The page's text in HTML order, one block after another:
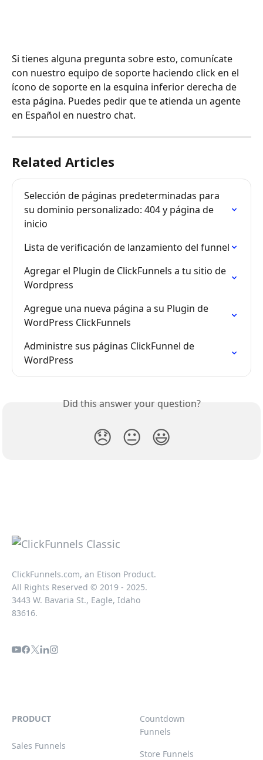
Si tienes alguna pregunta sobre esto, comunícate
con nuestro equipo de soporte haciendo click en el
ícono de soporte en la esquina inferior derecha de
esta página. Puedes pedir que te atienda un agente
en Español en nuestro chat.
Related Articles
Selección de páginas predeterminadas para
su dominio personalizado: 404 y página de
inicio
Lista de verificación de lanzamiento del funnel
Agregar el Plugin de ClickFunnels a tu sitio de
Wordpress
Agregue una nueva página a su Plugin de
WordPress ClickFunnels
Administre sus páginas ClickFunnel de
WordPress
Did this answer your question?
😞 😐 😃
ClickFunnels.com, an Etison Product.
All Rights Reserved © 2019 - 2025.
3443 W. Bavaria St., Eagle, Idaho
83616.
PRODUCT
Sales Funnels
Countdown
Funnels
Store Funnels